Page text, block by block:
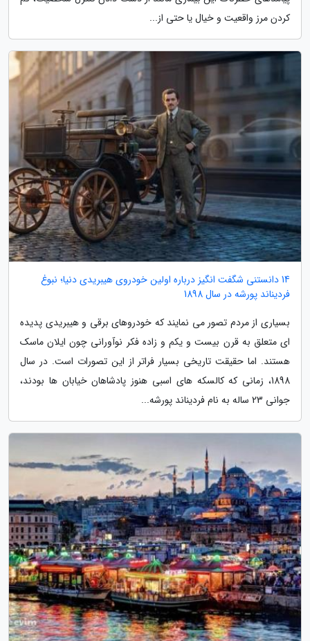
کردن مرز واقعیت و خیال یا حتی از...
14 دانستنی شگفت انگیز درباره اولین خودروی هیبریدی دنیا؛ نبوغ
فردیناند پورشه در سال 1898
بسیاری از مردم تصور می نمایند که خودروهای برقی و هیبریدی پدیده
ای متعلق به قرن بیست و یکم و زاده فکر نوآورانی چون ایلان ماسک
هستند. اما حقیقت تاریخی بسیار فراتر از این تصورات است. در سال
1898، زمانی که کالسکه های اسبی هنوز پادشاهان خیابان ها بودند،
جوانی 23 ساله به نام فردیناند پورشه...